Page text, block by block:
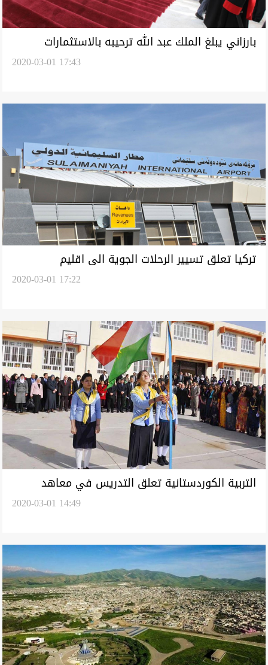
بارزاني يبلغ الملك عبد الله ترحيبه بالاستثمارات
2020-03-01 17:43
تركيا تعلق تسيير الرحلات الجوية الى اقليم
2020-03-01 17:22
التربية الكوردستانية تعلق التدريس في معاهد
2020-03-01 14:49